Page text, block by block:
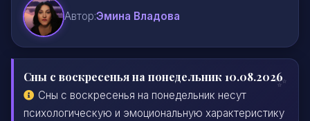
Автор:Эмина Владова
Сны с воскресенья на понедельник 10.08.2026
Сны с воскресенья на понедельник несут
психологическую и эмоциональную характеристику